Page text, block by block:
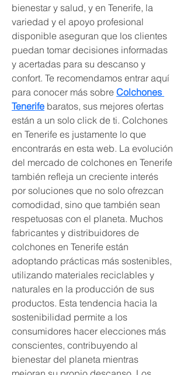
bienestar y salud, y en Tenerife, la
variedad y el apoyo profesional
disponible aseguran que los clientes
puedan tomar decisiones informadas
y acertadas para su descanso y
confort. Te recomendamos entrar aquí
para conocer más sobre Colchones
Tenerife baratos, sus mejores ofertas
están a un solo click de ti. Colchones
en Tenerife es justamente lo que
encontrarás en esta web. La evolución
del mercado de colchones en Tenerife
también refleja un creciente interés
por soluciones que no solo ofrezcan
comodidad, sino que también sean
respetuosas con el planeta. Muchos
fabricantes y distribuidores de
colchones en Tenerife están
adoptando prácticas más sostenibles,
utilizando materiales reciclables y
naturales en la producción de sus
productos. Esta tendencia hacia la
sostenibilidad permite a los
consumidores hacer elecciones más
conscientes, contribuyendo al
bienestar del planeta mientras